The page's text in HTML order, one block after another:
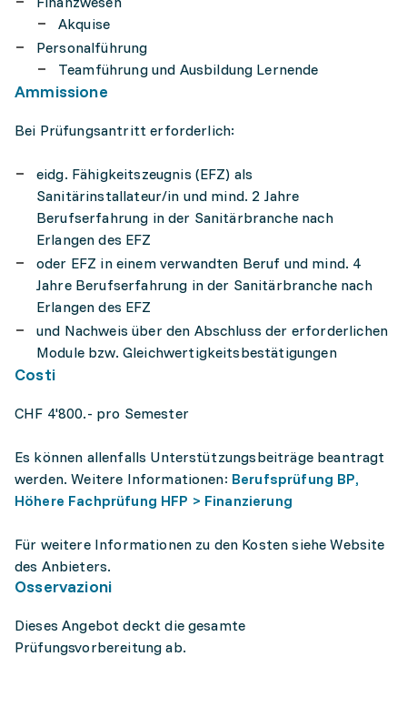
Akquise
Personalführung
Teamführung und Ausbildung Lernende
Ammissione
Bei Prüfungsantritt erforderlich:
eidg. Fähigkeitszeugnis (EFZ) als
Sanitärinstallateur/in und mind. 2 Jahre
Berufserfahrung in der Sanitärbranche nach
Erlangen des EFZ
oder EFZ in einem verwandten Beruf und mind. 4
Jahre Berufserfahrung in der Sanitärbranche nach
Erlangen des EFZ
und Nachweis über den Abschluss der erforderlichen
Module bzw. Gleichwertigkeitsbestätigungen
Costi
CHF 4'800.- pro Semester
Es können allenfalls Unterstützungsbeiträge beantragt
werden. Weitere Informationen: Berufsprüfung BP,
Höhere Fachprüfung HFP > Finanzierung
Für weitere Informationen zu den Kosten siehe Website
des Anbieters.
Osservazioni
Dieses Angebot deckt die gesamte
Prüfungsvorbereitung ab.